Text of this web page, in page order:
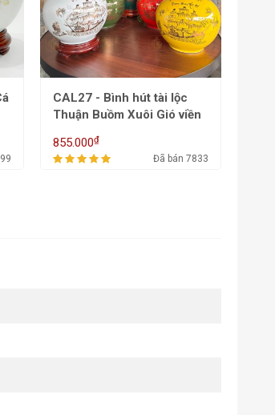
CAL25 - Bình hút tài lộc
Công Danh Phú Quý Tài
780.000₫
Đã bán 5521